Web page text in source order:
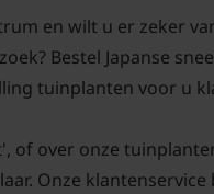
en wilt u er zeker
Bestel Japanse
tuinplanten voor u
of over onze
Onze